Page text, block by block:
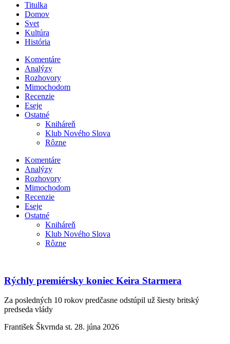
Titulka
Domov
Svet
Kultúra
História
Komentáre
Analýzy
Rozhovory
Mimochodom
Recenzie
Eseje
Ostatné
Kniháreň
Klub Nového Slova
Rôzne
Komentáre
Analýzy
Rozhovory
Mimochodom
Recenzie
Eseje
Ostatné
Kniháreň
Klub Nového Slova
Rôzne
Rýchly premiérsky koniec Keira Starmera
Za posledných 10 rokov predčasne odstúpil už šiesty britský
predseda vlády
František Škvrnda st. 28. júna 2026